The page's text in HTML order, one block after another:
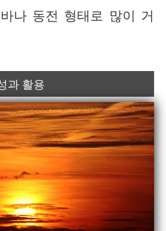
나 동전 형태로 많이 거
과 활용